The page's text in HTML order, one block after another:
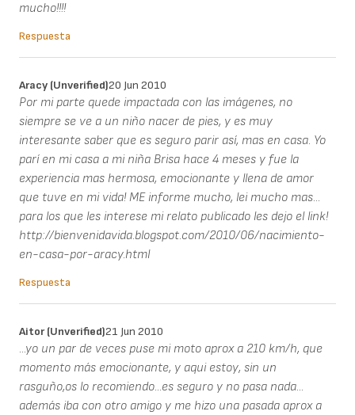
mucho!!!!
Respuesta
Aracy (unverified)20 Jun 2010
Por mi parte quede impactada con las imágenes, no
siempre se ve a un niño nacer de pies, y es muy
interesante saber que es seguro parir así, mas en casa. Yo
parí en mi casa a mi niña Brisa hace 4 meses y fue la
experiencia mas hermosa, emocionante y llena de amor
que tuve en mi vida! ME informe mucho, lei mucho mas...
para los que les interese mi relato publicado les dejo el link!
http://bienvenidavida.blogspot.com/2010/06/nacimiento-
en-casa-por-aracy.html
Respuesta
Aitor (unverified)21 Jun 2010
...yo un par de veces puse mi moto aprox a 210 km/h, que
momento más emocionante, y aqui estoy, sin un
rasguño,os lo recomiendo...es seguro y no pasa nada...
además iba con otro amigo y me hizo una pasada aprox a